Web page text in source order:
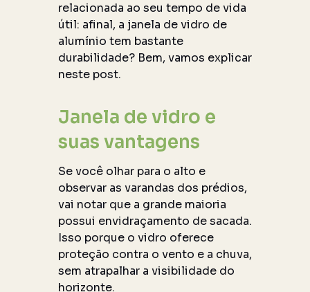
relacionada ao seu tempo de vida
útil: afinal, a janela de vidro de
alumínio tem bastante
durabilidade? Bem, vamos explicar
neste post.
Janela de vidro e
suas vantagens
Se você olhar para o alto e
observar as varandas dos prédios,
vai notar que a grande maioria
possui envidraçamento de sacada.
Isso porque o vidro oferece
proteção contra o vento e a chuva,
sem atrapalhar a visibilidade do
horizonte.